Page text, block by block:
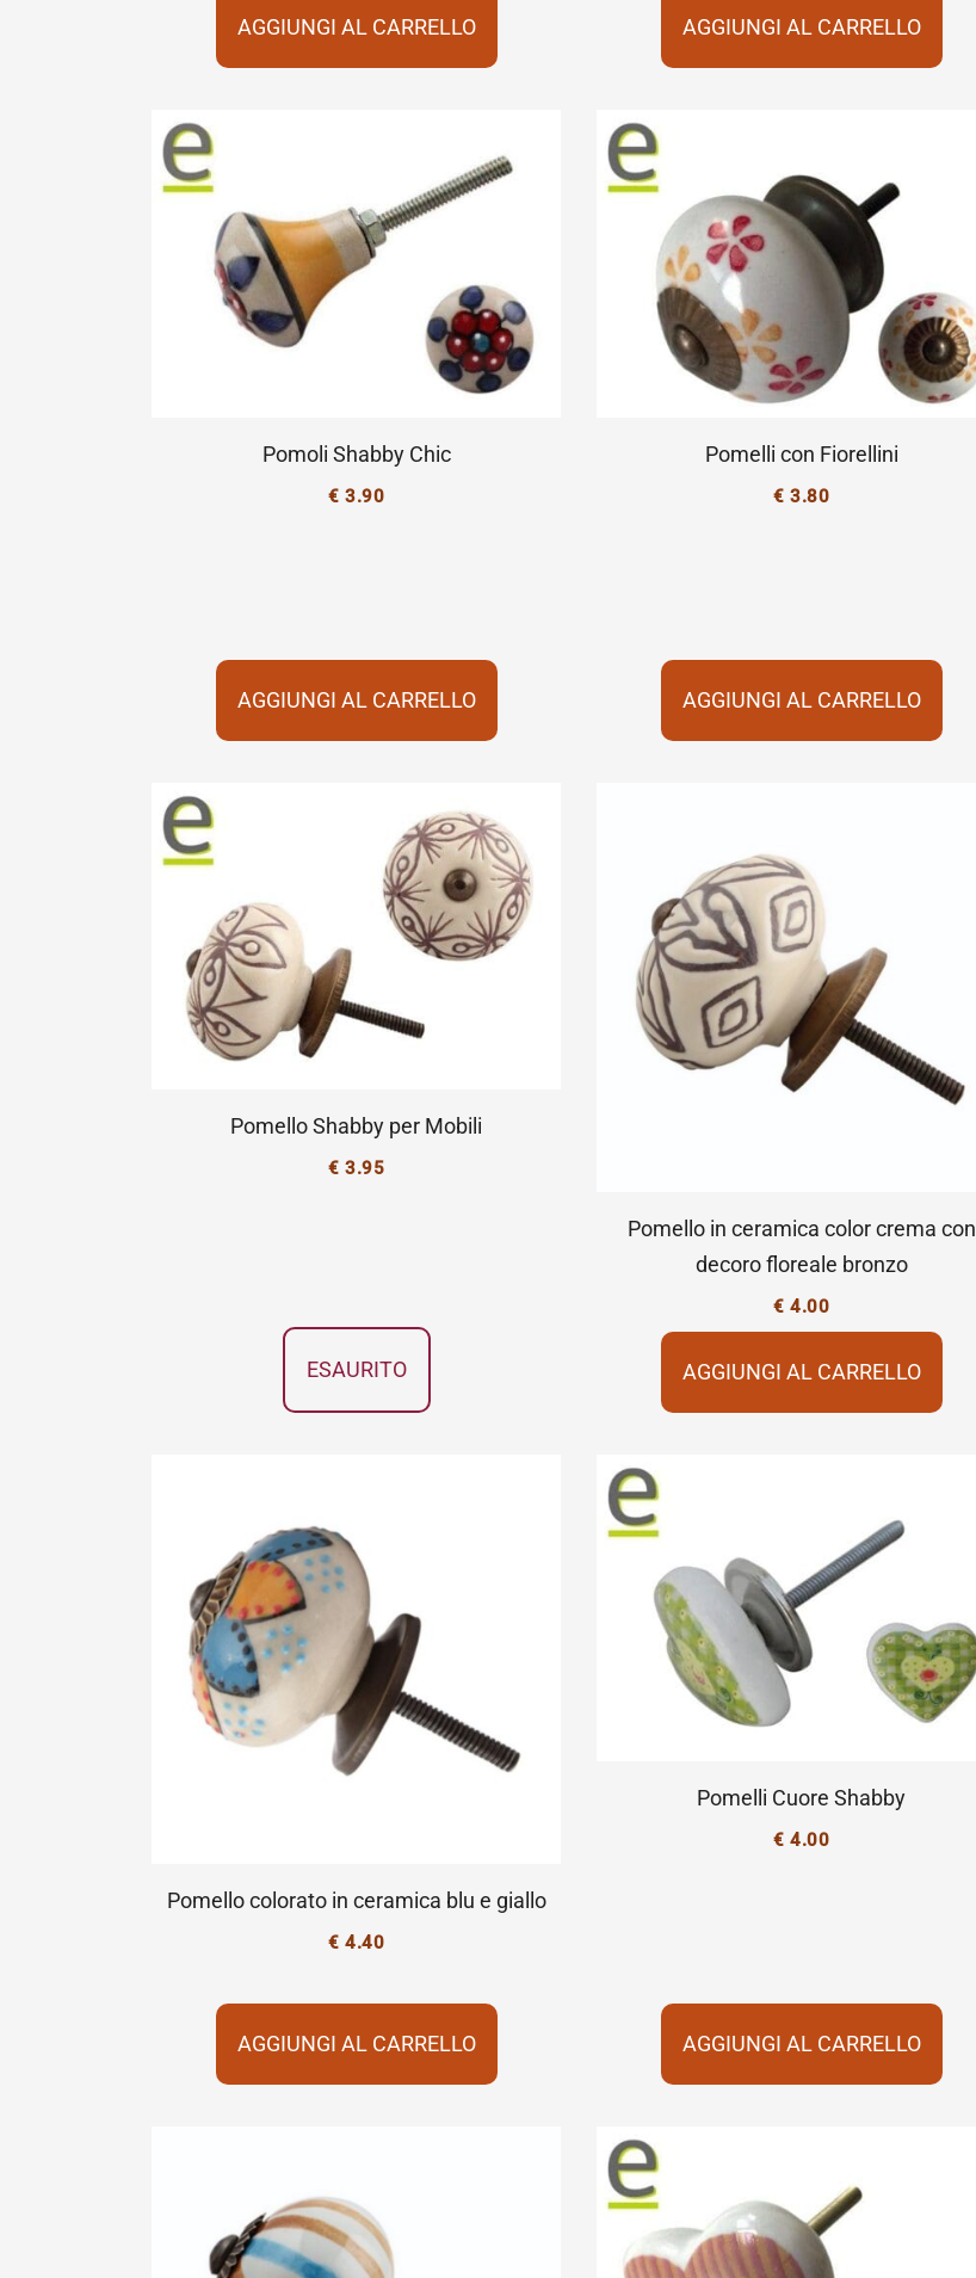
AGGIUNGI AL CARRELLO AGGIUNGI AL CARRELLO
Pomoli Shabby Chic
€ 3.90
AGGIUNGI AL CARRELLO
Pomelli con Fiorellini
€ 3.80
AGGIUNGI AL CARRELLO
Pomello Shabby per Mobili
€ 3.95
ESAURITO
Pomello in ceramica color crema con
decoro floreale bronzo
€ 4.00
AGGIUNGI AL CARRELLO
Pomello colorato in ceramica blu e giallo
€ 4.40
AGGIUNGI AL CARRELLO
Pomelli Cuore Shabby
€ 4.00
AGGIUNGI AL CARRELLO